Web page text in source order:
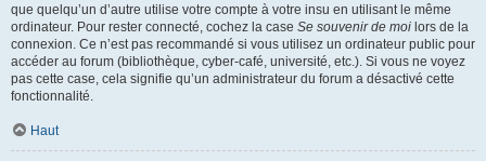
que quelqu’un d’autre utilise votre compte à votre insu en utilisant le même
ordinateur. Pour rester connecté, cochez la case Se souvenir de moi lors de la
connexion. Ce n’est pas recommandé si vous utilisez un ordinateur public pour
accéder au forum (bibliothèque, cyber-café, université, etc.). Si vous ne voyez
pas cette case, cela signifie qu’un administrateur du forum a désactivé cette
fonctionnalité.
Haut